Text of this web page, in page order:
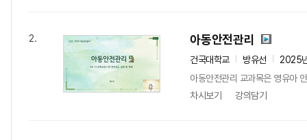
2. 아동안전관리
건국대학교 방유선
2025
아동안전관리 교과목은 영유아
차시보기
강의담기